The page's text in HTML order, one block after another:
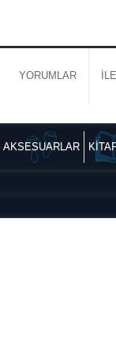
YORUMLAR
AKSESUARLAR